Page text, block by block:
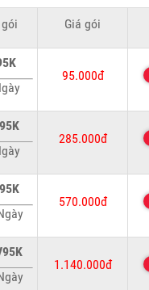
Giá gói
95.000đ
285.000đ
570.000đ
1.140.000đ